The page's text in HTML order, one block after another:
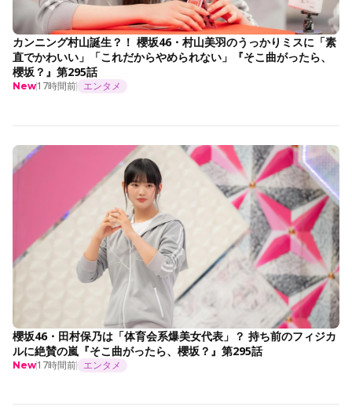
カンニング村山誕生？！ 櫻坂46・村山美羽のうっかりミスに「素
直でかわいい」「これだからやめられない」『そこ曲がったら、
櫻坂？』第295話
New17時間前 エンタメ
櫻坂46・田村保乃は「体育会系爆美女代表」？ 持ち前のフィジカ
ルに絶賛の嵐『そこ曲がったら、櫻坂？』第295話
New17時間前 エンタメ